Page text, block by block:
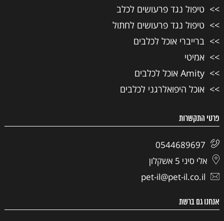
טיפול נגד פרעושים לכלב
טיפול נגד פרעושים לחתול
ברייברי אוכל לכלבים
אמיטי
Amity אוכל לכלבים
אוכל היפואלרגני לכלבים
פרטי התקשרות
0544689697
אלי סיני 5 אשקלון
pet-il@pet-il.co.il
אנחנו גם ברשת